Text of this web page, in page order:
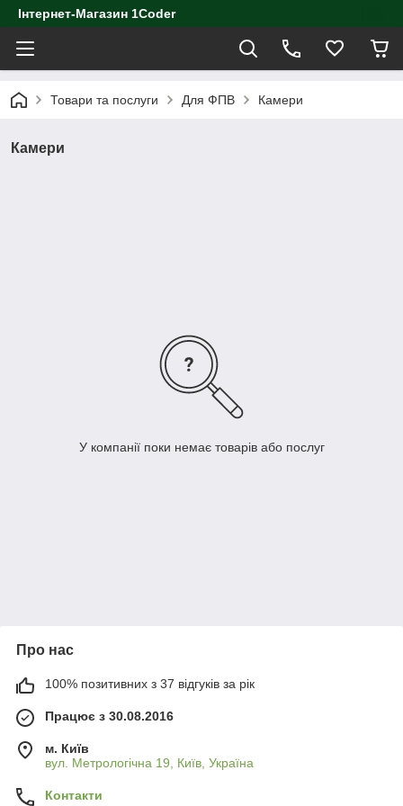
Інтернет-Магазин 1Coder
Товари та послуги Для ФПВ Камери
Камери
У компанії поки немає товарів або послуг
Про нас
100% позитивних з 37 відгуків за рік
Працює з 30.08.2016
м. Київ
вул. Метрологічна 19, Київ, Україна
Контакти